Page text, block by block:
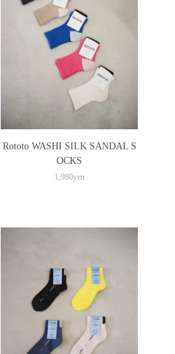
Rototo WASHI SILK SANDAL S
OCKS
1,980yen